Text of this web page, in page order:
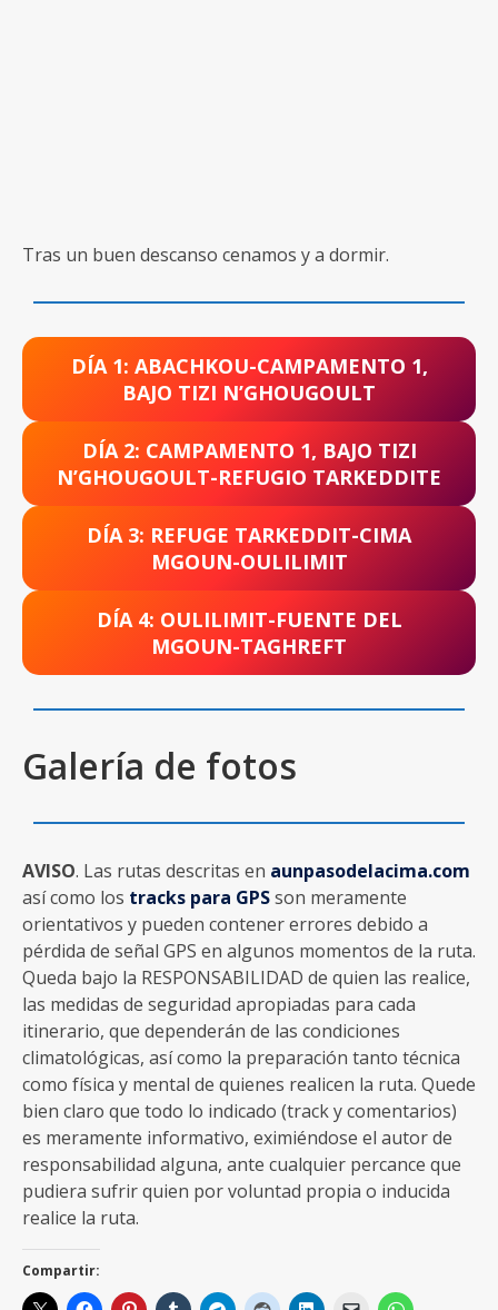
Tras un buen descanso cenamos y a dormir.
DÍA 1: ABACHKOU-CAMPAMENTO 1,
BAJO TIZI N’GHOUGOULT
DÍA 2: CAMPAMENTO 1, BAJO TIZI
N’GHOUGOULT-REFUGIO TARKEDDITE
DÍA 3: REFUGE TARKEDDIT-CIMA
MGOUN-OULILIMIT
DÍA 4: OULILIMIT-FUENTE DEL
MGOUN-TAGHREFT
Galería de fotos
AVISO. Las rutas descritas en aunpasodelacima.com
así como los tracks para GPSson meramente
orientativos y pueden contener errores debido a
pérdida de señal GPS en algunos momentos de la ruta.
Queda bajo la RESPONSABILIDAD de quien las realice,
las medidas de seguridad apropiadas para cada
itinerario, que dependerán de las condiciones
climatológicas, así como la preparación tanto técnica
como física y mental de quienes realicen la ruta. Quede
bien claro que todo lo indicado (track y comentarios)
es meramente informativo, eximiéndose el autor de
responsabilidad alguna, ante cualquier percance que
pudiera sufrir quien por voluntad propia o inducida
realice la ruta.
Compartir: